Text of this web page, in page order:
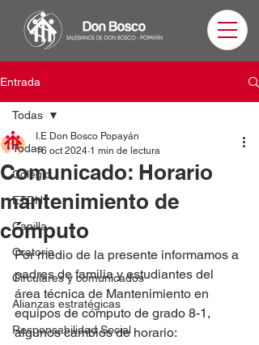
Entrada
Todas
Colegio
ETDH
Capilla
Oratorio
Circulares y comunicados
Alianzas estratégicas
Responsabilidad Social
Todas
Comunicado: Horario
mantenimiento de
cómputo
I.E Don Bosco Popayán
16 oct 2024 1 min de lectura
Por medio de la presente informamos a
padres de familia y estudiantes del
área técnica de Mantenimiento en
equipos de cómputo de grado 8-1,
algunos cambios de horario: